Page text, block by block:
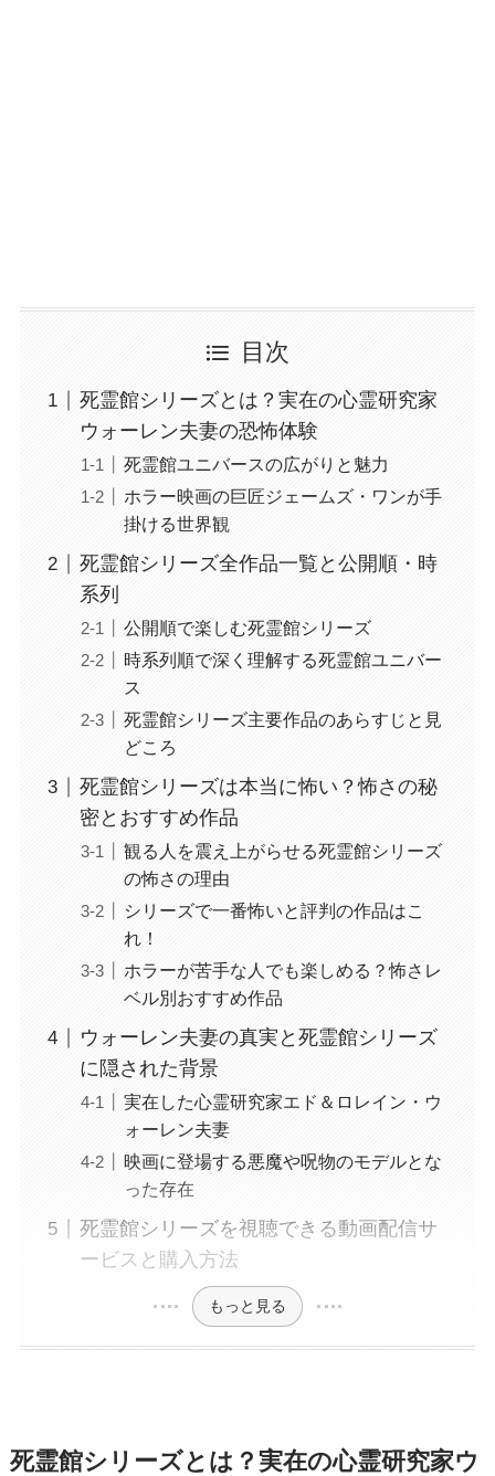
目次
死霊館シリーズとは？実在の心霊研究家
ウォーレン夫妻の恐怖体験
死霊館ユニバースの広がりと魅力
ホラー映画の巨匠ジェームズ・ワンが手
掛ける世界観
死霊館シリーズ全作品一覧と公開順・時
系列
公開順で楽しむ死霊館シリーズ
時系列順で深く理解する死霊館ユニバー
ス
死霊館シリーズ主要作品のあらすじと見
どころ
死霊館シリーズは本当に怖い？怖さの秘
密とおすすめ作品
観る人を震え上がらせる死霊館シリーズ
の怖さの理由
シリーズで一番怖いと評判の作品はこ
れ！
ホラーが苦手な人でも楽しめる？怖さレ
ベル別おすすめ作品
ウォーレン夫妻の真実と死霊館シリーズ
に隠された背景
実在した心霊研究家エド＆ロレイン・ウ
ォーレン夫妻
映画に登場する悪魔や呪物のモデルとな
った存在
死霊館シリーズを視聴できる動画配信サ
ービスと購入方法
もっと見る
死霊館シリーズとは？実在の心霊研究家ウ